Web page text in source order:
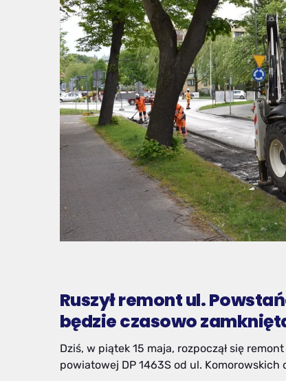
Ruszył remont ul.
będzie czasowo
Dziś, w piątek 15 maja, rozpoczął się
powiatowej DP 1463S od ul.